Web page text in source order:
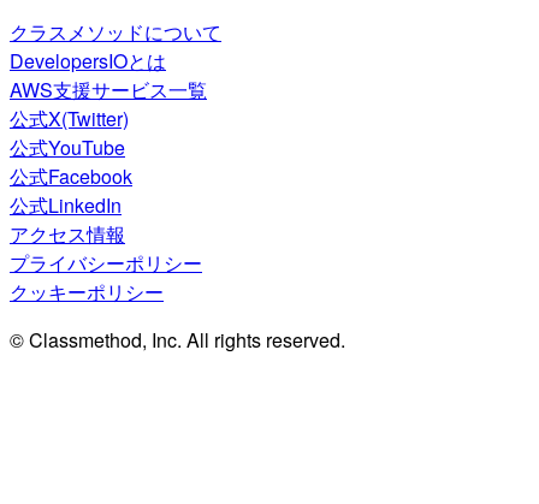
クラスメソッドについて
DevelopersIOとは
AWS支援サービス一覧
公式X(Twitter)
公式YouTube
公式Facebook
公式LinkedIn
アクセス情報
プライバシーポリシー
クッキーポリシー
© Classmethod, Inc. All rights reserved.